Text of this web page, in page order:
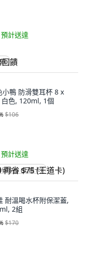
預計送達
小鴨 防滑雙耳杯 8 x
色, 120ml, 1個
$106
預計送達
$75 (王道卡)
耐溫喝水杯附保潔蓋,
2組
$170